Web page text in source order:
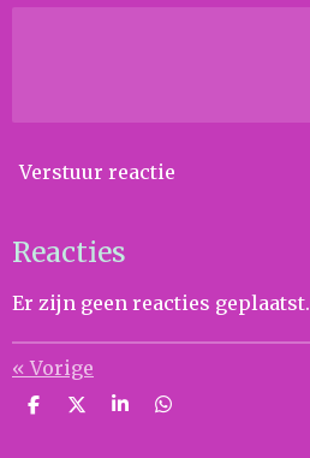
Verstuur reactie
Reacties
Er zijn geen reacties geplaatst.
«Vorige
D
D
S
D